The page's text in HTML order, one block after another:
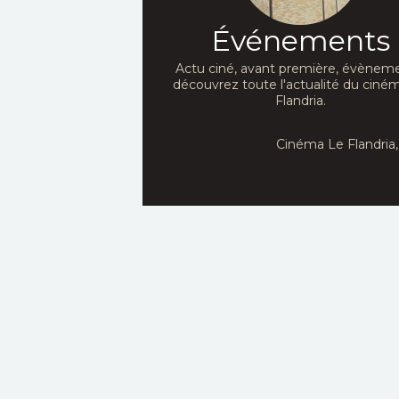
Événements
Actu ciné, avant première,
découvrez toute l'actualité du
Flandria.
Cinéma Le